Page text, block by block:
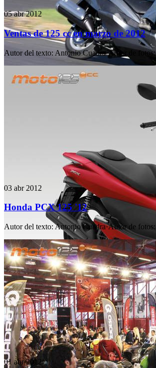
05 abr 2012
Ventas de 125 cc en marzo de 2012
Autor del texto: Antonio Cuadra·Autor de fotos:
03 abr 2012
Honda PCX 125 '12
Autor del texto: Antonio Cuadra·Autor de fotos:
01 abr 2012